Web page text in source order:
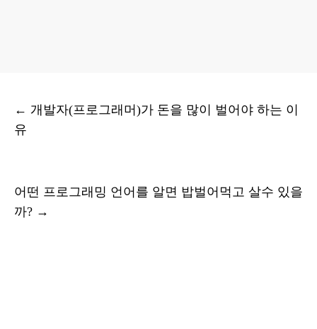
← 개발자(프로그래머)가 돈을 많이 벌어야 하는 이
유
어떤 프로그래밍 언어를 알면 밥벌어먹고 살수 있을
까? →